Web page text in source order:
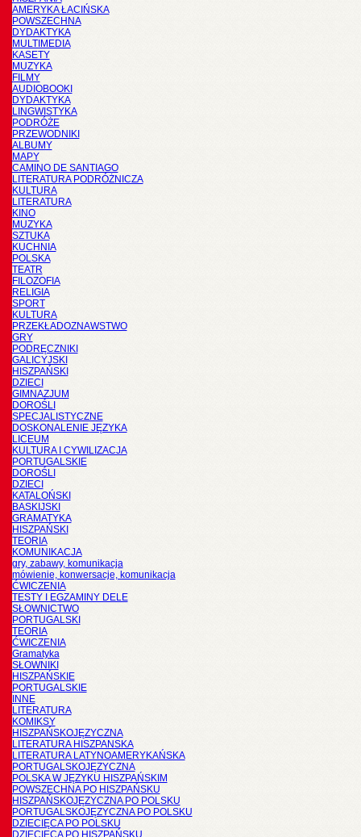
AMERYKA ŁACIŃSKA
POWSZECHNA
DYDAKTYKA
MULTIMEDIA
KASETY
MUZYKA
FILMY
AUDIOBOOKI
DYDAKTYKA
LINGWISTYKA
PODRÓŻE
PRZEWODNIKI
ALBUMY
MAPY
CAMINO DE SANTIAGO
LITERATURA PODRÓŻNICZA
KULTURA
LITERATURA
KINO
MUZYKA
SZTUKA
KUCHNIA
POLSKA
TEATR
FILOZOFIA
RELIGIA
SPORT
KULTURA
PRZEKŁADOZNAWSTWO
GRY
PODRĘCZNIKI
GALICYJSKI
HISZPAŃSKI
DZIECI
GIMNAZJUM
DOROŚLI
SPECJALISTYCZNE
DOSKONALENIE JĘZYKA
LICEUM
KULTURA I CYWILIZACJA
PORTUGALSKIE
DOROŚLI
DZIECI
KATALOŃSKI
BASKIJSKI
GRAMATYKA
HISZPAŃSKI
TEORIA
KOMUNIKACJA
gry, zabawy, komunikacja
mówienie, konwersacje, komunikacja
ĆWICZENIA
TESTY I EGZAMINY DELE
SŁOWNICTWO
PORTUGALSKI
TEORIA
ĆWICZENIA
Gramatyka
SŁOWNIKI
HISZPAŃSKIE
PORTUGALSKIE
INNE
LITERATURA
KOMIKSY
HISZPAŃSKOJĘZYCZNA
LITERATURA HISZPANSKA
LITERATURA LATYNOAMERYKAŃSKA
PORTUGALSKOJĘZYCZNA
POLSKA W JĘZYKU HISZPAŃSKIM
POWSZECHNA PO HISZPAŃSKU
HISZPAŃSKOJĘZYCZNA PO POLSKU
PORTUGALSKOJĘZYCZNA PO POLSKU
DZIECIĘCA PO POLSKU
DZIECIĘCA PO HISZPAŃSKU